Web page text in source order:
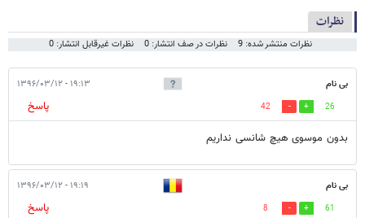
نظرات
نظرات منتشر شده: 9 نظرات در صف انتشار: 0 نظرات غیرقابل انتشار: 0
بی نام ۱۹:۱۳ - ۱۳۹۶/۰۳/۱۲
26
42
پاسخ
بدون موسوی هیچ شانسی نداریم
بی نام ۱۹:۱۹ - ۱۳۹۶/۰۳/۱۲
61
8
پاسخ